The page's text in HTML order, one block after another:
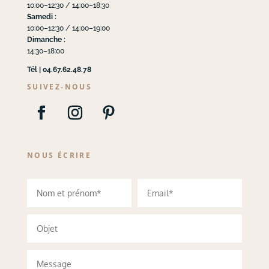
10:00–12:30 / 14:00–18:30
Samedi :
10:00–12:30 / 14:00–19:00
Dimanche :
14:30–18:00
Tél | 04.67.62.48.78
SUIVEZ-NOUS
NOUS ÉCRIRE